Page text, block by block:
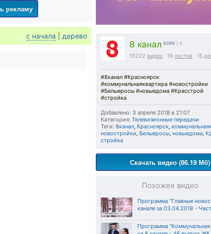
8 канал 9099 | 0
15222 видео 19 постов 15
#8канал #Красноярск
#коммунальнаяквартира #новостройки
#Белыеросы #новыедома #Красстрой
#стройка
Добавлено: 3 апреля 2018 в 21:07
Категория: Телевизионные передачи
Теги: 8канал, Красноярск,
новостройки, Белыеросы, новыедома,
стройка
Скачать видео (86.19 Мб)
Похожее видео
Программа “Главные
канале за 03.04.2018 -
Программа "Коммунальная
рекламу
с начала дерево